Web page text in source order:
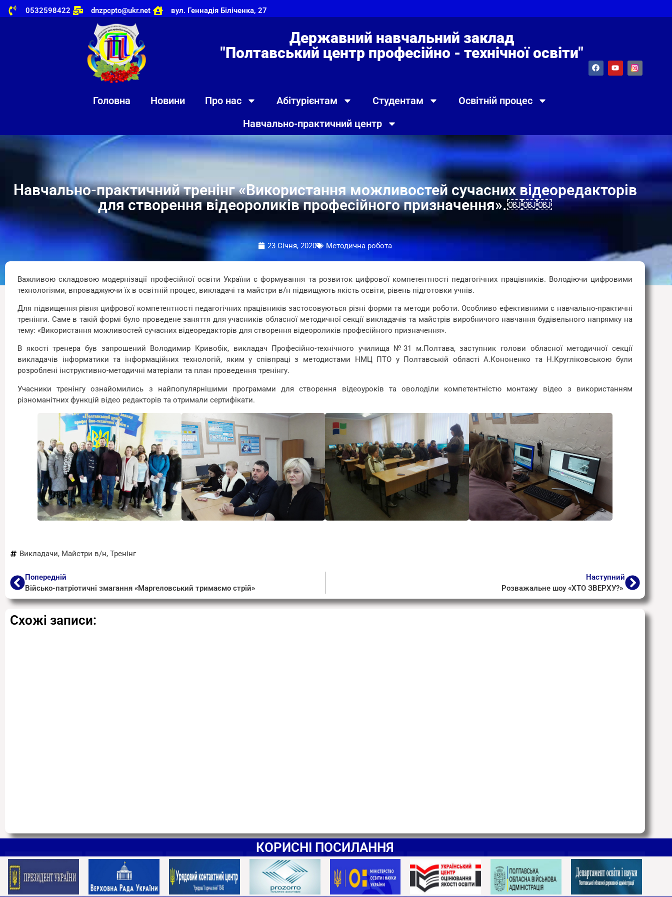
0532598422 dnzpcpto@ukr.net вул. Геннадія Біліченка, 27
Державний навчальний заклад
"Полтавський центр професійно - технічної освіти"
Головна Новини Про нас Абітурієнтам Студентам
Освітній процес
Навчально-практичний центр
Навчально-практичний тренінг «Використання можливостей сучасних відеоредакторів
для створення відеороликів професійного призначення».￼￼￼
23 Січня, 2020 Методична робота
Важливою складовою модернізації професійної освіти України є формування та розвиток цифрової компетентності педагогічних працівників. Володіючи цифровими
технологіями, впроваджуючи їх в освітній процес, викладачі та майстри в/н підвищують якість освіти, рівень підготовки учнів.
Для підвищення рівня цифрової компетентності педагогічних працівників застосовуються різні форми та методи роботи. Особливо ефективними є навчально-практичні
тренінги. Саме в такій формі було проведене заняття для учасників обласної методичної секції викладачів та майстрів виробничого навчання будівельного напрямку на
тему: «Використання можливостей сучасних відеоредакторів для створення відеороликів професійного призначення».
В якості тренера був запрошений Володимир Кривобік, викладач Професійно-технічного училища №31 м.Полтава, заступник голови обласної методичної секції
викладачів інформатики та інформаційних технологій, яким у співпраці з методистами НМЦ ПТО у Полтавській області А.Кононенко та Н.Кругліковською були
розроблені інструктивно-методичні матеріали та план проведення тренінгу.
Учасники тренінгу ознайомились з найпопулярнішими програмами для створення відеоуроків та оволоділи компетентністю монтажу відео з використанням
різноманітних функцій відео редакторів та отримали сертифікати.
Викладачи, Майстри в/н, Тренінг
Попередній
Військо-патріотичні змагання «Маргеловський тримаємо стрій»
Наступний
Розважальне шоу «ХТО ЗВЕРХУ?»
Схожі записи:
КОРИСНІ ПОСИЛАННЯ